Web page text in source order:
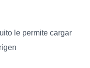
le permite cargar